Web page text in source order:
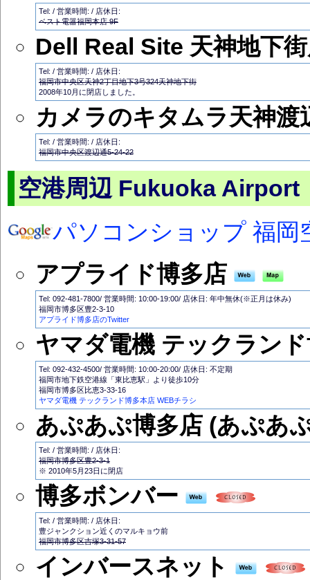
Tel: / 営業時間: / 店休日:
ベスト電器福岡本店 9F
Dell Real Site 天神地下
Tel: / 営業時間: / 店休日:
福岡市中央区天神2丁目地下3号324天神地下街
2008年10月に閉店しました。
カメラのキタムラ天神渡
Tel: / 営業時間: / 店休日:
福岡市中央区渡辺通5-24-22
空港周辺 Fukuoka Airport
パソコンショップ 福岡
アプライド博多店
Tel: 092-481-7800/ 営業時間: 10:00-19:00/ 店休日: 年中無休(※正月は休み)
福岡市博多区豊2-3-10
アプライド博多店のTwitter
ヤマダ電機 テックラン
Tel: 092-432-4500/ 営業時間: 10:00-20:00/ 店休日: 不定期
福岡市地下鉄空港線「東比恵駅」より徒歩10分
福岡市博多区比恵3-33-16
ヤマダ電機 テックランド博多本店 WEBチラシ
あぷあぷ博多店 (あぷあ
Tel: / 営業時間: / 店休日:
福岡市博多区豊2-3-1
※ 2010年5月23日に閉店
博多ボンバー
Tel: / 営業時間: / 店休日:
豊ジャンクション近くのマルキョウ前
福岡市博多区吉塚3-31-57
インバースネット